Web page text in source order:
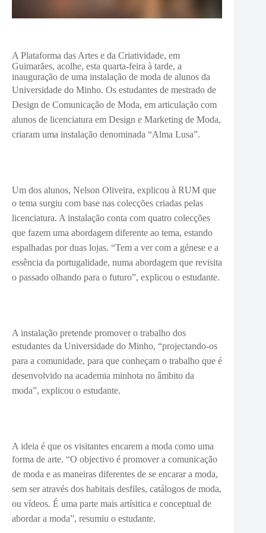
A Plataforma das Artes e da Criatividade, em
Guimarães, acolhe, esta quarta-feira à tarde, a
inauguração de uma instalação de moda de alunos da
Universidade do Minho. Os estudantes de mestrado de
Design de Comunicação de Moda, em articulação com
alunos de licenciatura em Design e Marketing de Moda,
criaram uma instalação denominada “Alma Lusa”.
Um dos alunos, Nelson Oliveira, explicou à RUM que
o tema surgiu com base nas colecções criadas pelas
licenciatura. A instalação conta com quatro colecções
que fazem uma abordagem diferente ao tema, estando
espalhadas por duas lojas. “Tem a ver com a génese e a
essência da portugalidade, numa abordagem que revisita
o passado olhando para o futuro”, explicou o estudante.
A instalação pretende promover o trabalho dos
estudantes da Universidade do Minho, “projectando-os
para a comunidade, para que conheçam o trabalho que é
desenvolvido na academia minhota no âmbito da
moda”, explicou o estudante.
A ideia é que os visitantes encarem a moda como uma
forma de arte. “O objectivo é promover a comunicação
de moda e as maneiras diferentes de se encarar a moda,
sem ser através dos habitais desfiles, catálogos de moda,
ou vídeos. É uma parte mais artísitica e conceptual de
abordar a moda”, resumiu o estudante.